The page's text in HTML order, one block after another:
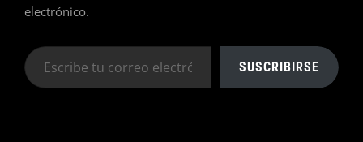
electrónico.
Escribe
tu
SUSCRIBIRSE